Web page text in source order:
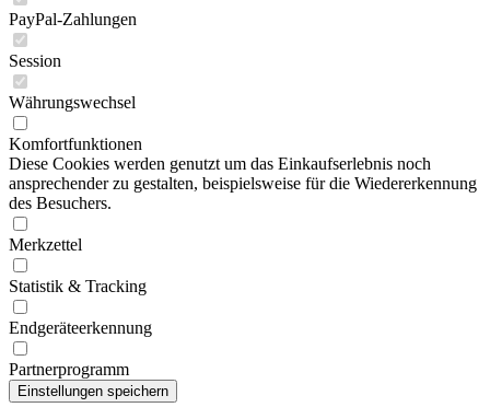
PayPal-Zahlungen
Session
Währungswechsel
Komfortfunktionen
Diese Cookies werden genutzt um das Einkaufserlebnis noch
ansprechender zu gestalten, beispielsweise für die Wiedererkennung
des Besuchers.
Merkzettel
Statistik & Tracking
Endgeräteerkennung
Partnerprogramm